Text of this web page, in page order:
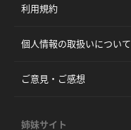
利用規約
個人情報の取扱いについて
ご意見・ご感想
姉妹サイト